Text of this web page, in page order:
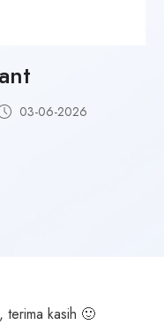
03-06-2026
terima kasih 🙂